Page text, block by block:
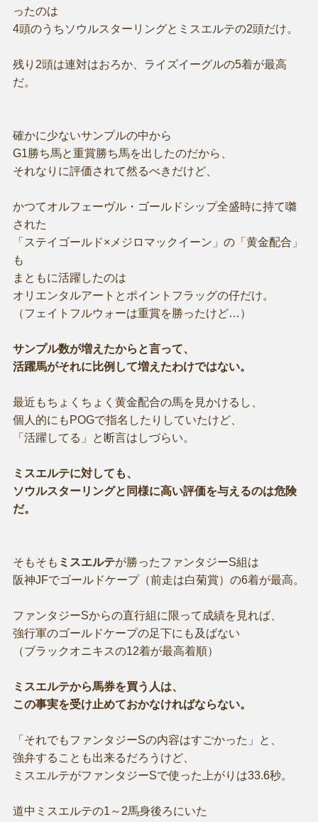
ったのは
4頭のうちソウルスターリングとミスエルテの2頭だけ。
残り2頭は連対はおろか、ライズイーグルの5着が最高
だ。
確かに少ないサンプルの中から
G1勝ち馬と重賞勝ち馬を出したのだから、
それなりに評価されて然るべきだけど、
かつてオルフェーヴル・ゴールドシップ全盛時に持て囃
された
「ステイゴールド×メジロマックイーン」の「黄金配合」
も
まともに活躍したのは
オリエンタルアートとポイントフラッグの仔だけ。
（フェイトフルウォーは重賞を勝ったけど…）
サンプル数が増えたからと言って、
活躍馬がそれに比例して増えたわけではない。
最近もちょくちょく黄金配合の馬を見かけるし、
個人的にもPOGで指名したりしていたけど、
「活躍してる」と断言はしづらい。
ミスエルテに対しても、
ソウルスターリングと同様に高い評価を与えるのは危険
だ。
そもそも ミスエルテが勝ったファンタジーS組は
阪神JFでゴールドケープ（前走は白菊賞）の6着が最高。
ファンタジーSからの直行組に限って成績を見れば、
強行軍のゴールドケープの足下にも及ばない
（ブラックオニキスの12着が最高着順）
ミスエルテから馬券を買う人は、
この事実を受け止めておかなければならない。
「それでもファンタジーSの内容はすごかった」と、
強弁することも出来るだろうけど、
ミスエルテがファンタジーSで使った上がりは33.6秒。
道中ミスエルテの1～2馬身後ろにいた